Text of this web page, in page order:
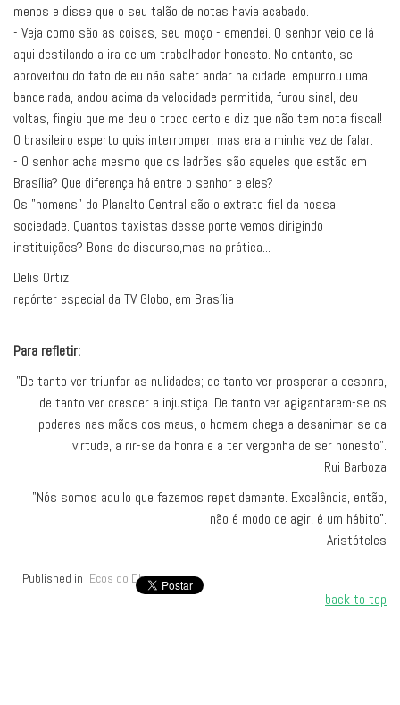
menos e disse que o seu talão de notas havia acabado.
- Veja como são as coisas, seu moço - emendei. O senhor veio de lá
aqui destilando a ira de um trabalhador honesto. No entanto, se
aproveitou do fato de eu não saber andar na cidade, empurrou uma
bandeirada, andou acima da velocidade permitida, furou sinal, deu
voltas, fingiu que me deu o troco certo e diz que não tem nota fiscal!
O brasileiro esperto quis interromper, mas era a minha vez de falar.
- O senhor acha mesmo que os ladrões são aqueles que estão em
Brasília? Que diferença há entre o senhor e eles?
Os "homens" do Planalto Central são o extrato fiel da nossa
sociedade. Quantos taxistas desse porte vemos dirigindo
instituições? Bons de discurso,mas na prática...
Delis Ortiz
repórter especial da TV Globo, em Brasília
Para refletir:
"De tanto ver triunfar as nulidades; de tanto ver prosperar a desonra,
de tanto ver crescer a injustiça. De tanto ver agigantarem-se os
poderes nas mãos dos maus, o homem chega a desanimar-se da
virtude, a rir-se da honra e a ter vergonha de ser honesto".
Rui Barboza
"Nós somos aquilo que fazemos repetidamente. Excelência, então,
não é modo de agir, é um hábito".
Aristóteles
Published in Ecos do Dharma
back to top